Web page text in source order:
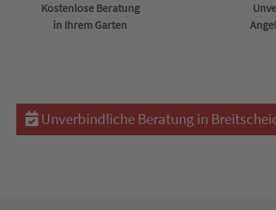
Kostenlose Beratung
in Ihrem Garten
Unverbindliche Beratung in